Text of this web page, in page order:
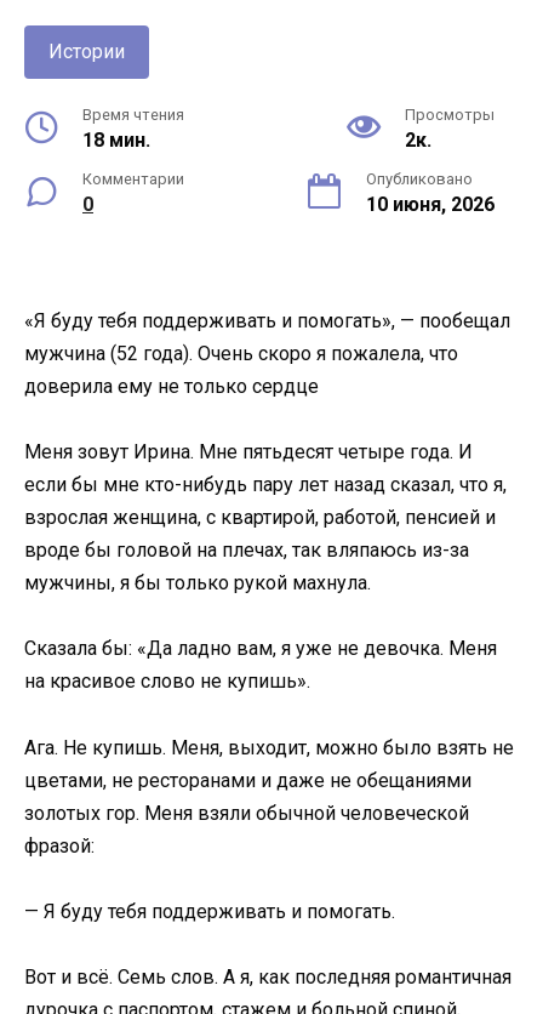
Истории
Время чтения
18 мин.
Просмотры
2к.
Комментарии
0
Опубликовано
10 июня, 2026
«Я буду тебя поддерживать и помогать», — пообещал
мужчина (52 года). Очень скоро я пожалела, что
доверила ему не только сердце
Меня зовут Ирина. Мне пятьдесят четыре года. И
если бы мне кто-нибудь пару лет назад сказал, что я,
взрослая женщина, с квартирой, работой, пенсией и
вроде бы головой на плечах, так вляпаюсь из-за
мужчины, я бы только рукой махнула.
Сказала бы: «Да ладно вам, я уже не девочка. Меня
на красивое слово не купишь».
Ага. Не купишь. Меня, выходит, можно было взять не
цветами, не ресторанами и даже не обещаниями
золотых гор. Меня взяли обычной человеческой
фразой:
— Я буду тебя поддерживать и помогать.
Вот и всё. Семь слов. А я, как последняя романтичная